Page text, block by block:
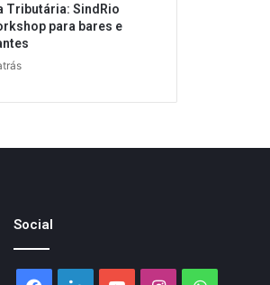
Tributária: SindRio
para bares e
Social